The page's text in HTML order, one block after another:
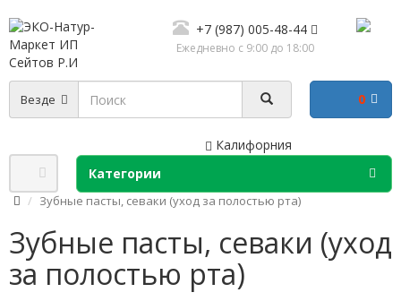
+7 (987) 005-48-44
Ежедневно с 9:00 до 18:00
Везде
Калифорния
0
Категории
Зубные пасты, севаки (уход за полостью рта)
Зубные пасты, севаки (уход
за полостью рта)